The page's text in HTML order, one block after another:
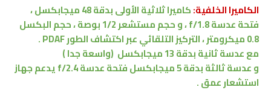
الكاميرا الخلفية:كاميرا ثلاثيةالأولى بدقة 48 ميجابكسل
،
فتحة عدسة f/1.8 ،
و حجم مستشعر 1/2 بوصة ، حجم البكسل
0.8 ميكرومتر ،
التركيز التلقائي عبر اكتشاف الطور PDAF
.
مع عدسة ثانية بدقة 13 ميجابكسل
(واسعة جدا )
و عدسة ثالثة بدقة 5 ميجابكسل
فتحة عدسة f/2.4
يدعم جهاز
استشعار عمق .